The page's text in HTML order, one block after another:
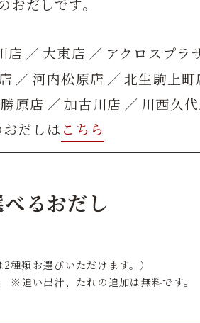
おだしです。
店 ／ 大東店 ／ アクロスプラ
／ 河内松原店 ／ 北生駒上町
原店 ／ 加古川店 ／ 川西久
おだしは こちら
るおだし
類お選びいただけます。）
※追い出汁、たれの追加は無料です。